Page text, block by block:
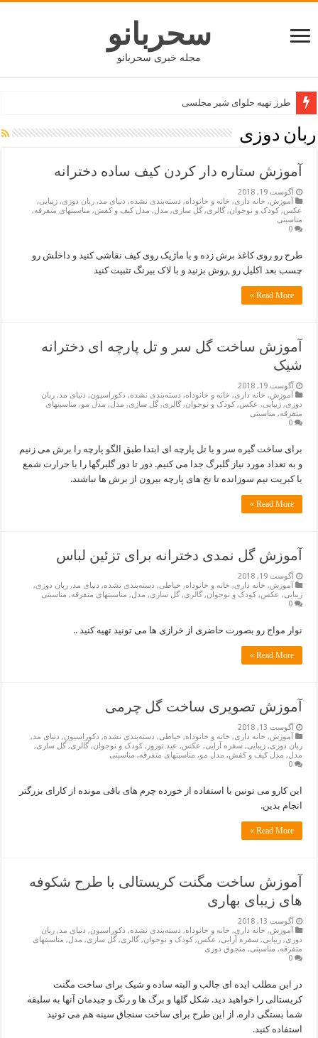
سحربانو
مجله خبری سحربانو
طرز تهیه حلوای شیر مجلسی
جدید ترین مدل های پافر زنانه و دخترانه کوتاه و بلند
ربان دوزی
آموزش ستاره دار کردن کیف ساده دخترانه
آگوست 19, 2018
آموزش, خانه داری, خانه و خانوداه, دسته‌بندی نشده, دنیای مد,ربان دوزی,زیبایی,
عکس,کودک و نوجوان,گالری,گل سازی, مدل, مدل کیف و کفش, مناسبتهای متفرقه,
مناسبتی
0
طرح رو روی کاغذ برش زده و با ماژیک روی کیف نقاشی کنید و داخلش رو
چسب بعد اکلیل رو ,روش بزنید و با لاک بیرنگ تثبیت کنید
Read More »
آموزش ساخت گل سر و تل پارچه ای دخترانه
شیک
آگوست 19, 2018
آموزش, خانه داری, خانه و خانوداه, دسته‌بندی نشده, دکوراسیون, دنیای مد,ربان
دوزی,زیبایی, عکس,کودک و نوجوان,گالری,گل سازی, مدل, مدل مو, مناسبتهای
متفرقه, مناسبتی
0
برای ساخت گیره سر و یا تل پارچه ای ابتدا طبق الگو پارچه را برش می زنیم
و به تعداد مورد نیاز گلبرگ جدا می کنیم. دور تا دور گلبرگها را با حرارت شمع
یا کبریت نیم سوزانده تا نخ های پارچه بیرون از برش ها نباشند.
Read More »
آموزش گل نمدی دخترانه برای تزئین لباس
آگوست 19, 2018
آموزش, خانه داری, خانه و خانوداه, خیاطی, دسته‌بندی نشده, دنیای مد,ربان دوزی,
زیبایی, عکس,کودک و نوجوان,گالری,گل سازی, مدل, مناسبتهای متفرقه, مناسبتی
0
نوار مواج رو بصورت حاضری از خرازی ها می تونید تهیه کنید ..
Read More »
آموزش تصویری ساخت گل چرمی
آگوست 13, 2018
آموزش, خانه داری, خانه و خانوداه, خیاطی, دسته‌بندی نشده, دکوراسیون, دنیای مد,
ربان دوزی,زیبایی,سفره آرایی, عکس, عید نوروز ,کودک و نوجوان,گالری,گل سازی,
مدل, مدل کیف و کفش, مدل مو, مناسبتهای متفرقه, مناسبتی
0
این کارو می تونین با استفاده از خورده چرم های باقی مونده از کارای بزرگتر
انجام بدین.
Read More »
آموزش ساخت مگنت کریستالی با طرح شکوفه
های زیبای بهاری
آگوست 13, 2018
آموزش, خانه داری, خانه و خانوداه, دسته‌بندی نشده, دکوراسیون, دنیای مد,ربان
دوزی,زیبایی,سفره آرایی, عکس,کودک و نوجوان,گالری,گل سازی, مدل, مناسبتهای
متفرقه, مناسبتی, منجوق دوزی
0
در این مطلب ایده ای جالب و البته ساده و شیک برای ساخت مگنت
کریستالی را خواهید دید. شکل گلها و برگ ها و رنگ و چیدمان آنها به سلیقه
شما بستگی داره. از این طرح برای ساخت سنجاق سینه هم می تونید
استفاده کنید.